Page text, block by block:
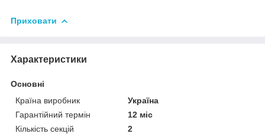
Приховати
Характеристики
Основні
Країна виробник
Україна
Гарантійний термін
12 міс
Кількість секцій
2